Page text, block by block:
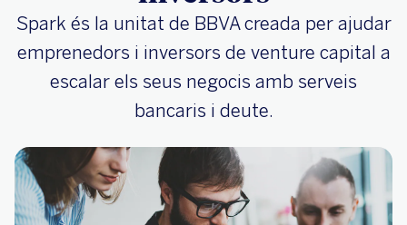
Spark és la unitat de BBVA creada per ajudar
emprenedors i inversors de venture capital a
escalar els seus negocis amb serveis
bancaris i deute.